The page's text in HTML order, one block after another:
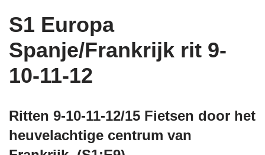
S1 Europa
Spanje/Frankrijk rit 9-
10-11-12
Ritten 9-10-11-12/15 Fietsen door het
heuvelachtige centrum van